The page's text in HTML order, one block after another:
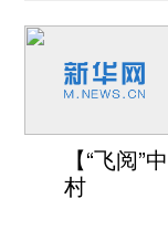
【“飞阅
村